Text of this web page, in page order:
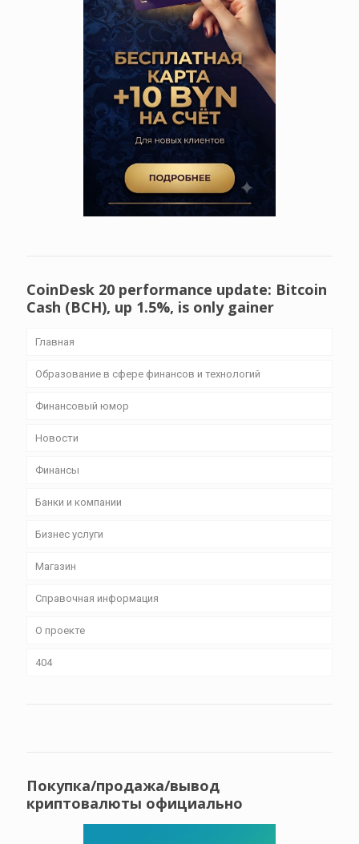
CoinDesk 20 performance update: Bitcoin
Cash (BCH), up 1.5%, is only gainer
Главная
Образование в сфере финансов и технологий
Финансовый юмор
Новости
Финансы
Банки и компании
Бизнес уcлуги
Магазин
Справочная информация
О проекте
404
Покупка/продажа/вывод
криптовалюты официально